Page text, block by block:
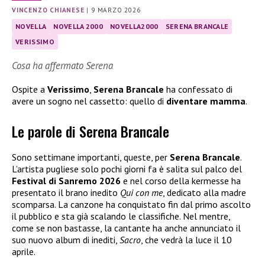
VINCENZO CHIANESE | 9 MARZO 2026
NOVELLA NOVELLA 2000 NOVELLA2000
SERENA BRANCALE
VERISSIMO
Cosa ha affermato Serena
Ospite a Verissimo, Serena Brancale ha confessato di
avere un sogno nel cassetto: quello di diventare mamma.
Le parole di Serena Brancale
Sono settimane importanti, queste, per Serena Brancale.
L’artista pugliese solo pochi giorni fa è salita sul palco del
Festival di Sanremo 2026 e nel corso della kermesse ha
presentato il brano inedito Qui con me, dedicato alla madre
scomparsa. La canzone ha conquistato fin dal primo ascolto
il pubblico e sta già scalando le classifiche. Nel mentre,
come se non bastasse, la cantante ha anche annunciato il
suo nuovo album di inediti, Sacro , che vedrà la luce il 10
aprile.